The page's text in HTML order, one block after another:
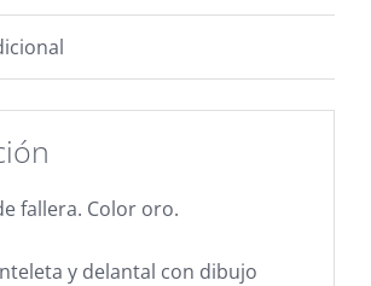
fallera. Color oro.
y delantal con dibujo